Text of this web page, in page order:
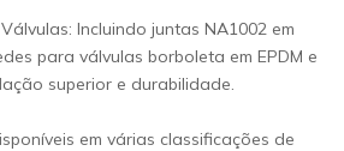
Incluindo juntas NA1002 em
para válvulas borboleta em EPDM e
superior e durabilidade.
em várias classificações de